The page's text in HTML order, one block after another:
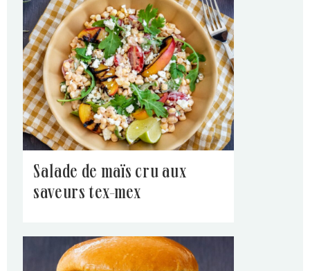
salade de maïs cru aux
saveurs tex-mex